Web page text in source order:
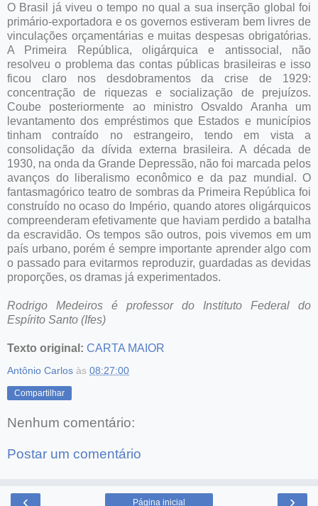
O Brasil já viveu o tempo no qual a sua inserção global foi
primário-exportadora e os governos estiveram bem livres de
vinculações orçamentárias e muitas despesas obrigatórias.
A Primeira República, oligárquica e antissocial, não
resolveu o problema das contas públicas brasileiras e isso
ficou claro nos desdobramentos da crise de 1929:
concentração de riquezas e socialização de prejuízos.
Coube posteriormente ao ministro Osvaldo Aranha um
levantamento dos empréstimos que Estados e municípios
tinham contraído no estrangeiro, tendo em vista a
consolidação da dívida externa brasileira. A década de
1930, na onda da Grande Depressão, não foi marcada pelos
avanços do liberalismo econômico e da paz mundial. O
fantasmagórico teatro de sombras da Primeira República foi
construído no ocaso do Império, quando atores oligárquicos
compreenderam efetivamente que haviam perdido a batalha
da escravidão. Os tempos são outros, pois vivemos em um
país urbano, porém é sempre importante aprender algo com
o passado para evitarmos reproduzir, guardadas as devidas
proporções, os dramas já experimentados.
Rodrigo Medeiros é professor do Instituto Federal do
Espírito Santo (Ifes)
Texto original: CARTA MAIOR
Antônio Carlos às 08:27:00
Compartilhar
Nenhum comentário:
Postar um comentário
‹ ›
Página inicial